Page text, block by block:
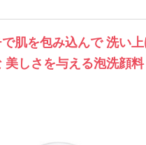
肌を包み込んで 洗い
美しさを与える泡洗顔料